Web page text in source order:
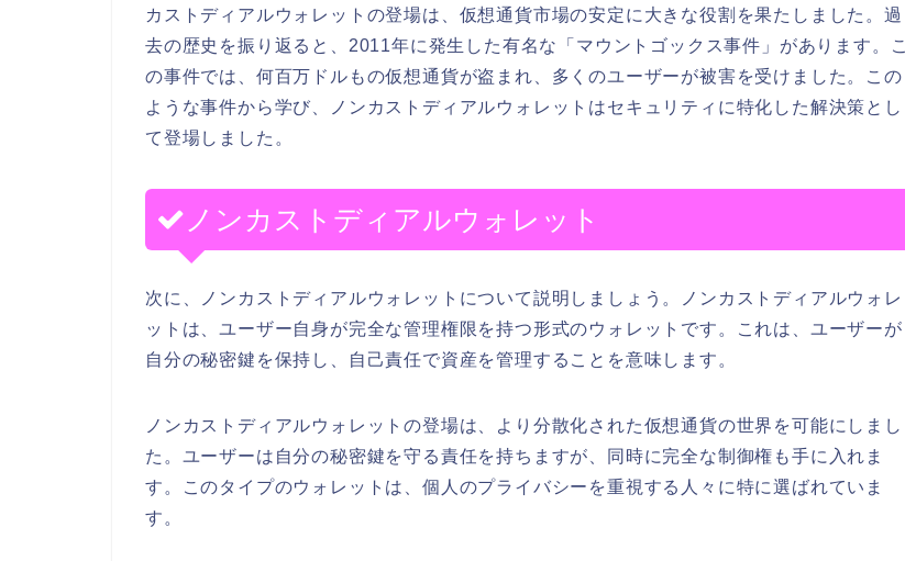
カストディアルウォレットの登場は、仮想通貨市場の安定に大きな役割を果たしました。過
去の歴史を振り返ると、2011年に発生した有名な「マウントゴックス事件」があります。こ
の事件では、何百万ドルもの仮想通貨が盗まれ、多くのユーザーが被害を受けました。この
ような事件から学び、ノンカストディアルウォレットはセキュリティに特化した解決策とし
て登場しました。
ノンカストディアルウォレット
次に、ノンカストディアルウォレットについて説明しましょう。ノンカストディアルウォレ
ットは、ユーザー自身が完全な管理権限を持つ形式のウォレットです。これは、ユーザーが
自分の秘密鍵を保持し、自己責任で資産を管理することを意味します。
ノンカストディアルウォレットの登場は、より分散化された仮想通貨の世界を可能にしまし
た。ユーザーは自分の秘密鍵を守る責任を持ちますが、同時に完全な制御権も手に入れま
す。このタイプのウォレットは、個人のプライバシーを重視する人々に特に選ばれていま
す。